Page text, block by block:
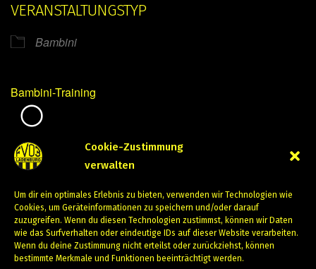
Cookie-Zustimmung
verwalten
Um dir ein optimales Erlebnis zu bieten, verwenden wir Technologien wie
Cookies, um Geräteinformationen zu speichern und/oder darauf
zuzugreifen. Wenn du diesen Technologien zustimmst, können wir Daten
wie das Surfverhalten oder eindeutige IDs auf dieser Website verarbeiten.
Wenn du deine Zustimmung nicht erteilst oder zurückziehst, können
bestimmte Merkmale und Funktionen beeinträchtigt werden.
VERANSTALTUNGSTYP
Bambini
Bambini-Training
Februar 23, 2024
PREVIOUS